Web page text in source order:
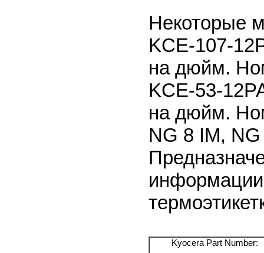
Некоторые
KCE-107-
на дюйм.
KCE-53-
на дюйм.
NG 8 IM,
Kyocera Part Number: